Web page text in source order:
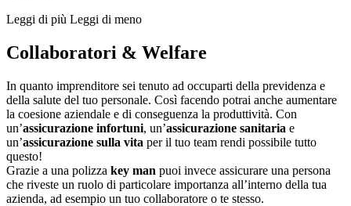
Leggi di più Leggi di meno
Collaboratori & Welfare
In quanto imprenditore sei tenuto ad occuparti della previdenza e
della salute del tuo personale. Così facendo potrai anche aumentare
la coesione aziendale e di conseguenza la produttività. Con
un’assicurazione infortuni, un’assicurazione sanitaria e
un’assicurazione sulla vita per il tuo team rendi possibile tutto
questo!
Grazie a una polizza key man puoi invece assicurare una persona
che riveste un ruolo di particolare importanza all’interno della tua
azienda, ad esempio un tuo collaboratore o te stesso.